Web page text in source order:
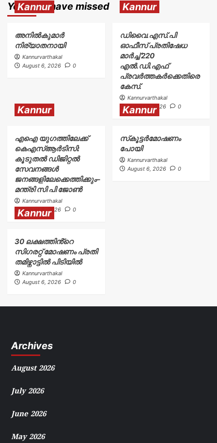
You may have missed
Kannur
അനിൽകുമാർ
നിര്യാതനായി
Kannurvarthakal
August 6, 2026
0
Kannur
ഡിവൈ.എസ്.പി
ഓഫീസ് പ്രതിഷേധ
മാർച്ച് 220
എൽ.ഡി.എഫ്
പ്രവർത്തകർക്കെതിരെ
കേസ്.
Kannurvarthakal
August 6, 2026
0
Kannur
എഐ യുഗത്തിലേക്ക്
കെഎസ്ആർടിസി:
കൂടുതൽ ഡിജിറ്റൽ
സേവനങ്ങൾ
ജനങ്ങളിലേക്കെത്തിക്കും–
മന്ത്രി സി പി ജോൺ
Kannurvarthakal
August 6, 2026
0
Kannur
സ്‌കൂട്ടർമോഷണം
പോയി
Kannurvarthakal
August 6, 2026
0
Kannur
30 ലക്ഷത്തിൻ്റെ
സിഗരറ്റ് മോഷണം പ്രതി
തമിഴ്നാട്ടിൽ പിടിയിൽ
Kannurvarthakal
August 6, 2026
0
Archives
August 2026
July 2026
June 2026
May 2026